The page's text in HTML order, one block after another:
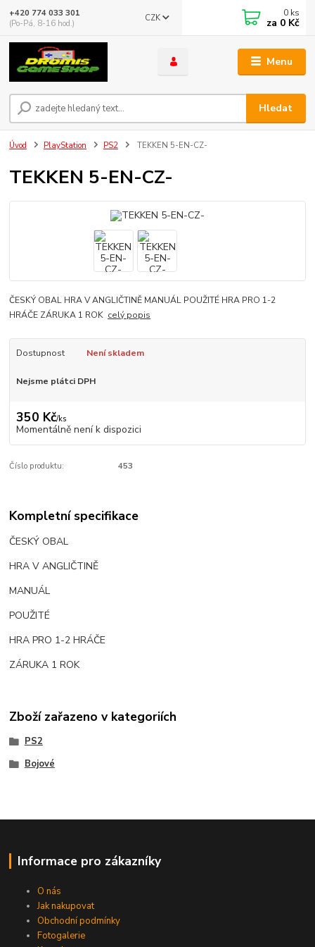
Menu
CZK
Hledat
+420 774 033 301
(Po-Pá, 8-16 hod.)
0 ks
za 0 Kč
Úvod PlayStation PS2 TEKKEN 5-EN-CZ-
TEKKEN 5-EN-CZ-
ČESKÝ OBAL HRA V ANGLIČTINĚ MANUÁL POUŽITÉ HRA PRO 1-2
HRÁČE ZÁRUKA 1 ROK celý popis
Dostupnost Není skladem
Nejsme plátci DPH
350 Kč/ks
Momentálně není k dispozici
Číslo produktu: 453
Kompletní specifikace
ČESKÝ OBAL
HRA V ANGLIČTINĚ
MANUÁL
POUŽITÉ
HRA PRO 1-2 HRÁČE
ZÁRUKA 1 ROK
Zboží zařazeno v kategoriích
PS2
Bojové
Informace pro zákazníky
O nás
Jak nakupovat
Obchodní podmínky
Fotogalerie